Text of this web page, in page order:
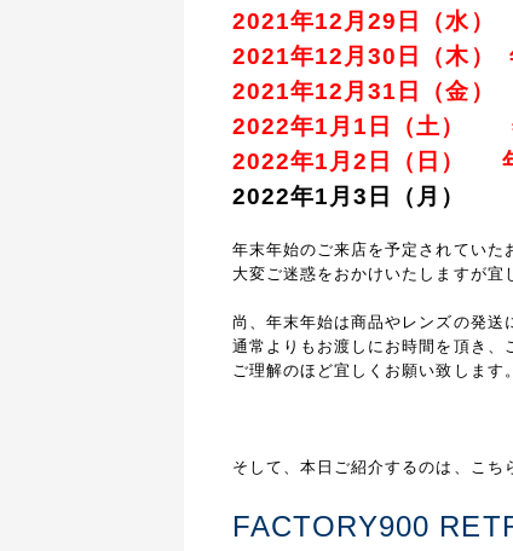
2021年12月29日（水）
2021年12月30日（木）
2021年12月31日（金）
2022年1月1日（土）
2022年1月2日（日）
2022年1月3日（月）
年末年始のご来店を予定されていた
大変ご迷惑をおかけいたしますが宜
尚、年末年始は商品やレンズの発送
通常よりもお渡しにお時間を頂き、
ご理解のほど宜しくお願い致します。
そして、本日ご紹介するのは、こ
FACTORY900